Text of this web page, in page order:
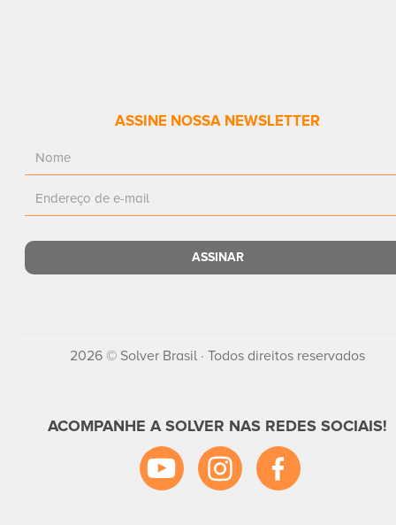
ASSINE NOSSA NEWSLETTER
2026 © Solver Brasil · Todos direitos reservados
ACOMPANHE A SOLVER NAS REDES SOCIAIS!